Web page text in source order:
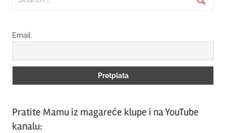
Email
Pratite Mamu iz magareće klupe i na YouTube
kanalu: